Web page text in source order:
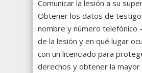
Comunicar la lesión a su
Obtener los datos de
nombre y número telefónico
de la lesión y en qué lugar
con un licenciado para
derechos y obtener la mayor